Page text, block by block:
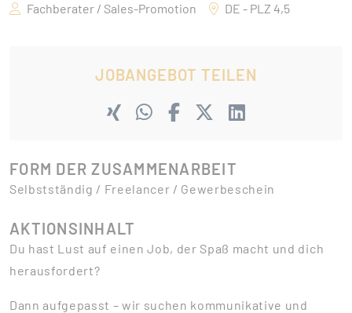
Fachberater / Sales-Promotion
DE - PLZ 4,5
JOBANGEBOT TEILEN
FORM DER ZUSAMMENARBEIT
Selbstständig / Freelancer / Gewerbeschein
AKTIONSINHALT
Du hast Lust auf einen Job, der Spaß macht und dich
herausfordert?
Dann aufgepasst – wir suchen kommunikative und